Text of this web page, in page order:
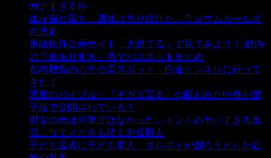
ガチすぎる件
体が崩れ落ち、遺体は光り続けた…ラジウムガールズ
の悲劇
事故物件公示サイト「大島てる」で見てみよう！ 都内
の「炎ありすぎ」激ヤバスポットまとめ
都内屈指のガチ心霊スポット・白金トンネルに行って
きた！
悪魔のバイブル・『ギガス写本』の呪われた中身が電
子版で公開されている！
男女の命は平等ではなかった…インドのヤバすぎる風
習、サティと今も続く名誉殺人
子ども医者に子ども軍人、ポルポトが創ろうとした狂